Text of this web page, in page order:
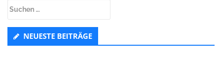
NEUESTE BEITRÄGE